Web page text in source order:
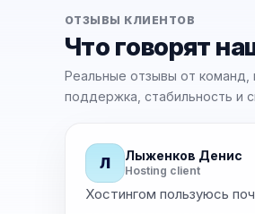
ОТЗЫВЫ КЛИЕНТОВ
Что говорят
Реальные отзывы от
поддержка, стабильность и
Л Лыженков Денис
Hosting client
Хостингом пользуюсь